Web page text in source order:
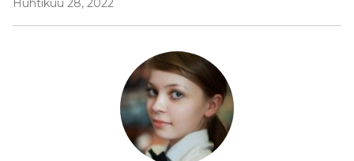
Huhtikuu 28, 2022